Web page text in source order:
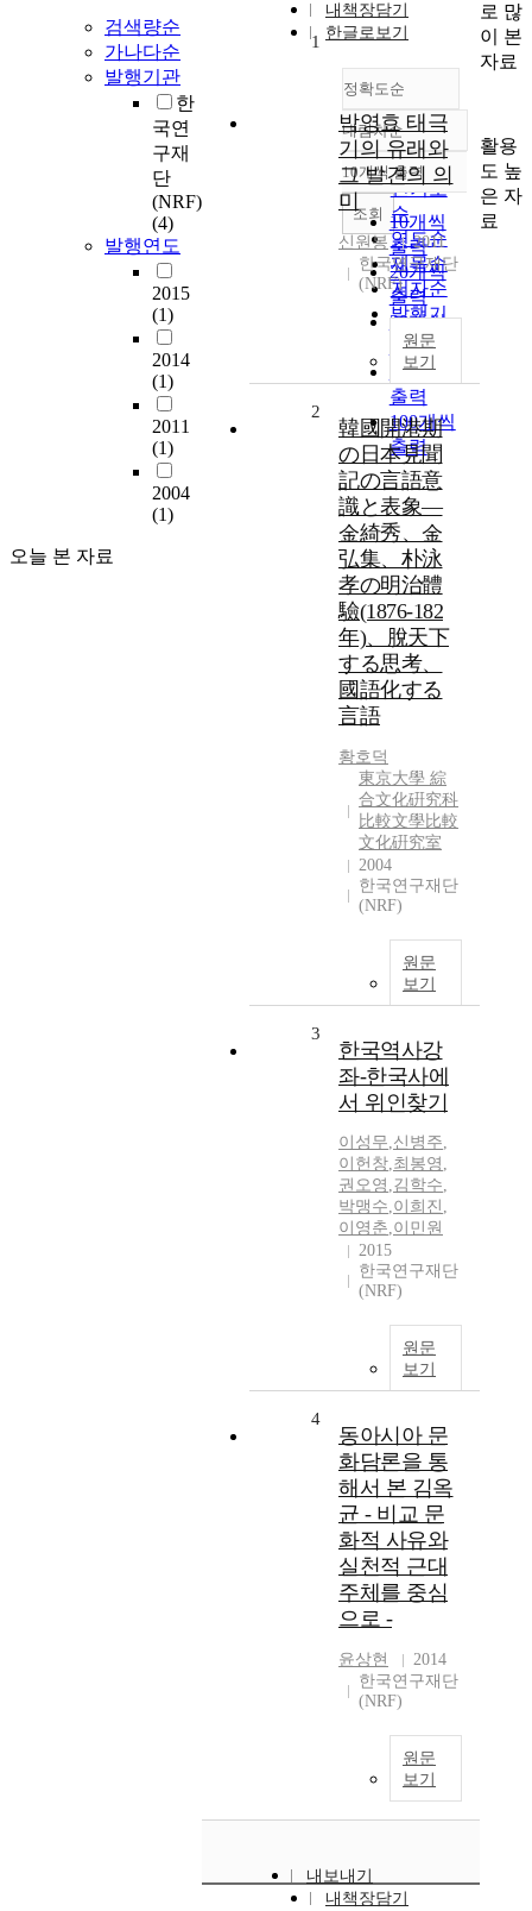
검색량순
가나다순
발행기관
한
국연
구재
단
(NRF)
(4)
발행연도
2015
(1)
2014
(1)
2011
(1)
2004
(1)
오늘 본 자료
내책장담기
한글로보기
정확도순
정확도
순
인기도
순
연도순
제목순
저자순
발행기
관순
내림차순
내림차순
10개씩 출력
10개씩
출력
20개씩
출력
30개씩
출력
50개씩
출력
100개씩
출력
조회
1
박영효 태극
기의 유래와
그 발견의 의
미
신원봉
2011
한국연구재단
(NRF)
원문
보기
2
韓國開港期
の日本見聞
記の言語意
識と表象―
金綺秀、金
弘集、朴泳
孝の明治體
驗(1876-182
年)、脫天下
する思考、
國語化する
言語
황호덕
東京大學 綜
合文化硏究科
比較文學比較
文化硏究室
2004
한국연구재단
(NRF)
원문
보기
3
한국역사강
좌-한국사에
서 위인찾기
이성무,신병주,
이헌창,최봉영 ,
권오영 ,김학수,
박맹수,이희진 ,
이영춘,이민원
2015
한국연구재단
(NRF)
원문
보기
4
동아시아 문
화담론을 통
해서 본 김옥
균 - 비교 문
화적 사유와
실천적 근대
주체를 중심
으로 -
윤상현
2014
한국연구재단
(NRF)
원문
보기
내보내기
내책장담기
로 많
이 본
자료
활용
도 높
은 자
료